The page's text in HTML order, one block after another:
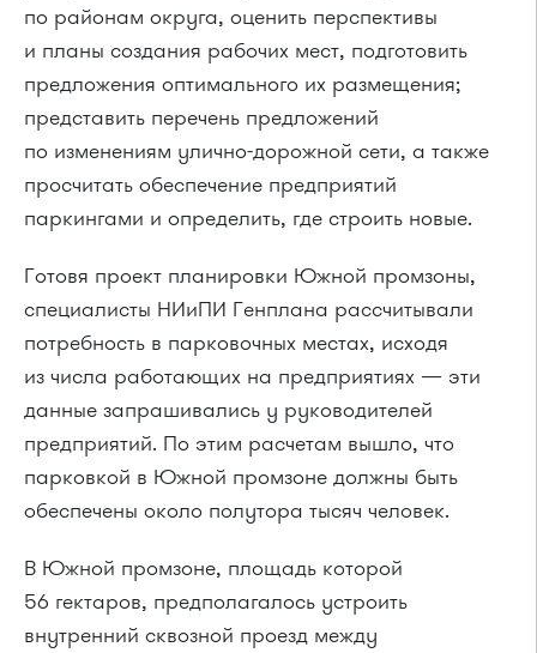
по районам округа, оценить перспективы
и планы создания рабочих мест, подготовить
предложения оптимального их размещения;
представить перечень предложений
по изменениям улично-дорожной сети, а также
просчитать обеспечение предприятий
паркингами и определить, где строить новые.
Готовя проект планировки Южной промзоны,
специалисты НИиПИ Генплана рассчитывали
потребность в парковочных местах, исходя
из числа работающих на предприятиях — эти
данные запрашивались у руководителей
предприятий. По этим расчетам вышло, что
парковкой в Южной промзоне должны быть
обеспечены около полутора тысяч человек.
В Южной промзоне, площадь которой
56 гектаров, предполагалось устроить
внутренний сквозной проезд между